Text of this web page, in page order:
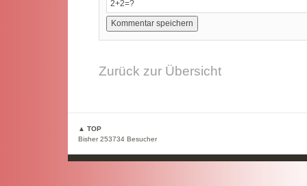
Zurück zur Übersicht
▲ TOP
Bisher 253734 Besucher